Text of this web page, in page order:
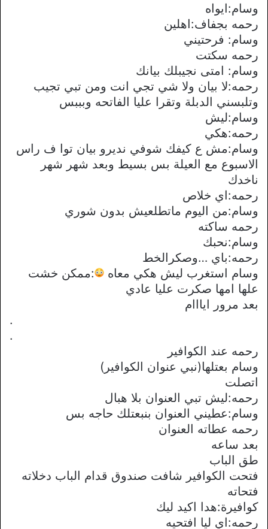
وسام:ايواه
رحمه بجفاف:اهلين
وسام: فرحتيني
رحمه سكتت
وسام: امتى نجيبلك بيانك
رحمه:لا بيان ولا شي تجي انت ومن تبي تجيب
وتلبسني الدبلة وتقرا عليا الفاتحه وبببس
وسام:ليش
رحمه:هكي
وسام:مش ع كيفك شوفي نديرو بيان توا ف راس
الاسبوع مع العيلة بس بسيط وبعد شهر شهر
ناخدك
رحمه:اي خلاص
وسام:من اليوم ماتطلعيش بدون شوري
رحمه ساكته
وسام:نحبك
رحمه:باي …وصكرالخط
وسام استغرب ليش هكي معاه
:ممكن خشت
علها امها صكرت عليا عادي
بعد مرور ايااام
.
.
رحمه عند الكوافير
وسام بعتلها(نبي عنوان الكوافير)
اتصلت
رحمه:ليش تبي العنوان بلا هبال
وسام:عطيني العنوان بنبعتلك حاجه بس
رحمه عطاته العنوان
بعد ساعه
طق الباب
فتحت الكوافير شافت صندوق قدام الباب دخلاته
فتحاته
كوافيرة:هدا اكيد ليك
رحمه:اي ليا افتحيه